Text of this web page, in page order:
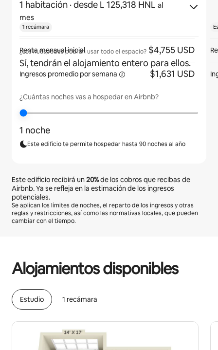
1 habitación · desde L 125,318 HNL al
mes
¿Los huéspedes podrán usar todo el espacio?
Sí, tendrán el alojamiento entero para ellos.
¿Cuántas noches vas a hospedar en Airbnb?
1 noche
Este edificio te permite hospedar hasta 90 noches al año
Este edificio recibirá un20%de los cobros que recibas de
Airbnb. Ya se refleja en la estimación de los ingresos
potenciales.
Se aplican los límites de noches, el reparto de los ingresos y otras
reglas y restricciones, así como las normativas locales, que pueden
cambiar con el tiempo.
Alojamientos disponibles
Estudio 1 recámara
1 recámara
Renta mensual inicial $4,755 USD
Ingresos promedio porsemana $1,631 USD